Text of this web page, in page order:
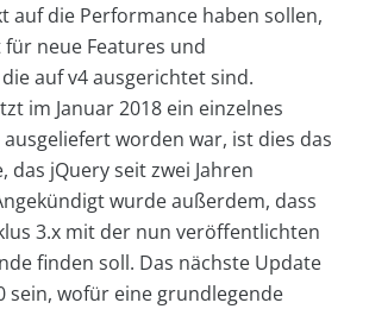
auf die Performance haben sollen,
neue Features und
auf v4 ausgerichtet sind.
im Januar 2018 ein einzelnes
worden war, ist dies das
das jQuery seit zwei Jahren
wurde außerdem, dass
3.x mit der nun veröffentlichten
finden soll. Das nächste Update
sein, wofür eine grundlegende